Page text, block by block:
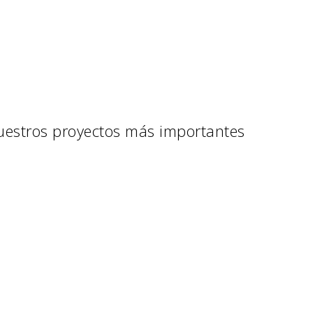
proyectos más importantes